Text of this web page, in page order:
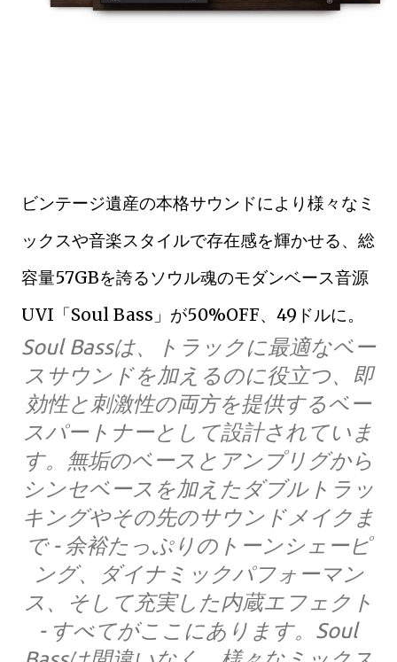
ビンテージ遺産の本格サウンドにより様々なミ
ックスや音楽スタイルで存在感を輝かせる、総
容量57GBを誇るソウル魂のモダンベース音源
UVI「Soul Bass」が50%OFF、49ドルに。
Soul Bassは、トラックに最適なベー
スサウンドを加えるのに役立つ、即
効性と刺激性の両方を提供するベー
スパートナーとして設計されていま
す。無垢のベースとアンプリグから
シンセベースを加えたダブルトラッ
キングやその先のサウンドメイクま
で - 余裕たっぷりのトーンシェーピ
ング、ダイナミックパフォーマン
ス、そして充実した内蔵エフェクト
- すべてがここにあります。Soul